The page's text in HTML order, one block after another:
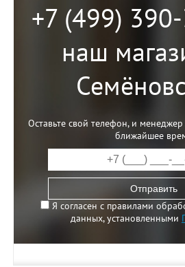
+7 (499)
наш
Оставьте свой телефон, и
ближайшее
Отправить
Я согласен с правилами
данных, установленными